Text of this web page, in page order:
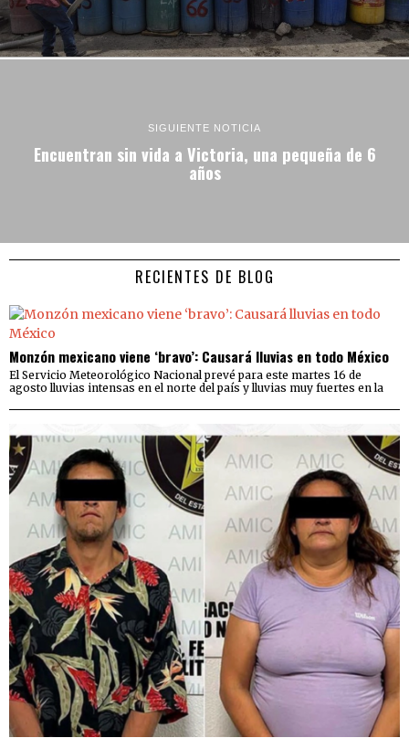
SIGUIENTE NOTICIA
Encuentran sin vida a Victoria, una pequeña de 6
años
RECIENTES DE BLOG
Monzón mexicano viene ‘bravo’: Causará lluvias en todo México
El Servicio Meteorológico Nacional prevé para este martes 16 de
agosto lluvias intensas en el norte del país y lluvias muy fuertes en la